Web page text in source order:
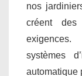
nos
créent
exigences.
systèmes
automatique